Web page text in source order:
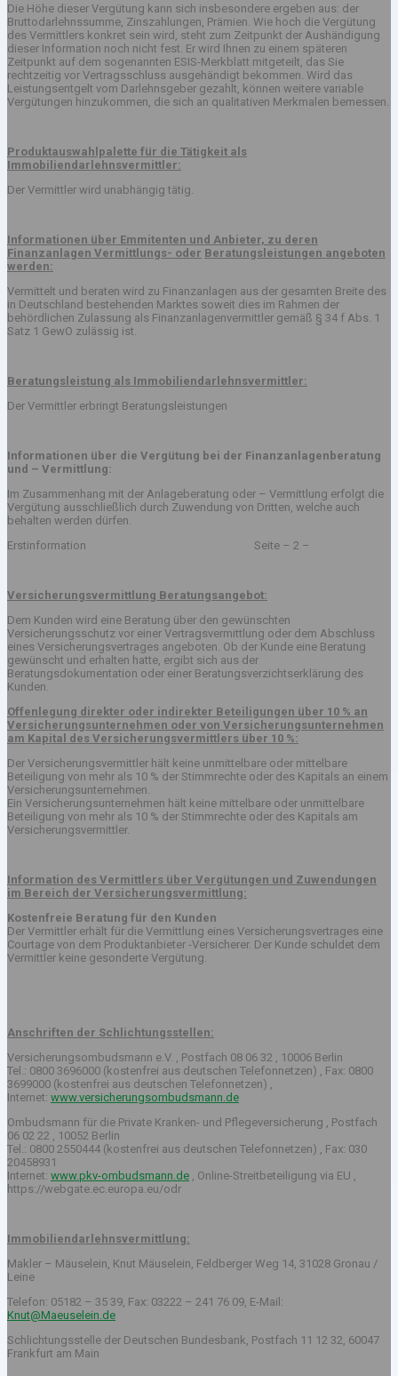
Die Höhe dieser Vergütung kann sich insbesondere ergeben aus: der
Bruttodarlehnssumme, Zinszahlungen, Prämien. Wie hoch die Vergütung
des Vermittlers konkret sein wird, steht zum Zeitpunkt der Aushändigung
dieser Information noch nicht fest. Er wird Ihnen zu einem späteren
Zeitpunkt auf dem sogenannten ESIS-Merkblatt mitgeteilt, das Sie
rechtzeitig vor Vertragsschluss ausgehändigt bekommen. Wird das
Leistungsentgelt vom Darlehnsgeber gezahlt, können weitere variable
Vergütungen hinzukommen, die sich an qualitativen Merkmalen bemessen.
Produktauswahlpalette für die Tätigkeit als
Immobiliendarlehnsvermittler:
Der Vermittler wird unabhängig tätig.
Informationen über Emmitenten und Anbieter, zu deren
Finanzanlagen Vermittlungs- oder Beratungsleistungen angeboten
werden:
Vermittelt und beraten wird zu Finanzanlagen aus der gesamten Breite des
in Deutschland bestehenden Marktes soweit dies im Rahmen der
behördlichen Zulassung als Finanzanlagenvermittler gemäß § 34 f Abs. 1
Satz 1 GewO zulässig ist.
Beratungsleistung als Immobiliendarlehnsvermittler:
Der Vermittler erbringt Beratungsleistungen
Informationen über die Vergütung bei der Finanzanlagenberatung
und – Vermittlung:
Im Zusammenhang mit der Anlageberatung oder – Vermittlung erfolgt die
Vergütung ausschließlich durch Zuwendung von Dritten, welche auch
behalten werden dürfen.
Erstinformation Seite – 2 –
Versicherungsvermittlung Beratungsangebot:
Dem Kunden wird eine Beratung über den gewünschten
Versicherungsschutz vor einer Vertragsvermittlung oder dem Abschluss
eines Versicherungsvertrages angeboten. Ob der Kunde eine Beratung
gewünscht und erhalten hatte, ergibt sich aus der
Beratungsdokumentation oder einer Beratungsverzichtserklärung des
Kunden.
Offenlegung direkter oder indirekter Beteiligungen über 10 % an
Versicherungsunternehmen oder von Versicherungsunternehmen
am Kapital des Versicherungsvermittlers über 10 %:
Der Versicherungsvermittler hält keine unmittelbare oder mittelbare
Beteiligung von mehr als 10 % der Stimmrechte oder des Kapitals an einem
Versicherungsunternehmen.
Ein Versicherungsunternehmen hält keine mittelbare oder unmittelbare
Beteiligung von mehr als 10 % der Stimmrechte oder des Kapitals am
Versicherungsvermittler.
Information des Vermittlers über Vergütungen und Zuwendungen
im Bereich der Versicherungsvermittlung:
Kostenfreie Beratung für den Kunden
Der Vermittler erhält für die Vermittlung eines Versicherungsvertrages eine
Courtage von dem Produktanbieter -Versicherer. Der Kunde schuldet dem
Vermittler keine gesonderte Vergütung.
Anschriften der Schlichtungsstellen:
Versicherungsombudsmann e.V. , Postfach 08 06 32 , 10006 Berlin
Tel.: 0800 3696000 (kostenfrei aus deutschen Telefonnetzen) , Fax: 0800
3699000 (kostenfrei aus deutschen Telefonnetzen) ,
Internet: www.versicherungsombudsmann.de
Ombudsmann für die Private Kranken- und Pflegeversicherung , Postfach
06 02 22 , 10052 Berlin
Tel.: 0800 2550444 (kostenfrei aus deutschen Telefonnetzen) , Fax: 030
20458931
Internet: www.pkv-ombudsmann.de , Online-Streitbeteiligung via EU ,
https://webgate.ec.europa.eu/odr
Immobiliendarlehnsvermittlung:
Makler – Mäuselein, Knut Mäuselein, Feldberger Weg 14, 31028 Gronau /
Leine
Telefon: 05182 – 35 39, Fax: 03222 – 241 76 09, E-Mail:
Knut@Maeuselein.de
Schlichtungsstelle der Deutschen Bundesbank, Postfach 11 12 32, 60047
Frankfurt am Main